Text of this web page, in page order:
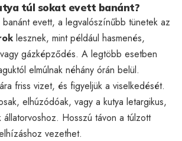
túl sokat evett banánt?
evett, a legvalószínűbb tünetek az
lesznek, mint például hasmenés,
gázképződés. A legtöbb esetben
elmúlnak néhány órán belül.
friss vizet, és figyeljük a viselkedését.
elhúzódóak, vagy a kutya letargikus,
állatorvoshoz. Hosszú távon a túlzott
vezethet.